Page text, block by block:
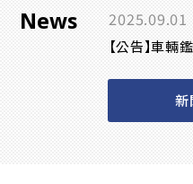
News 2025.09.01
【公告】車
新